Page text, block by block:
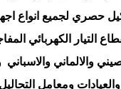
حصري لجميع انواع
التيار الكهربائي
والالماني
ومعامل التحاليل